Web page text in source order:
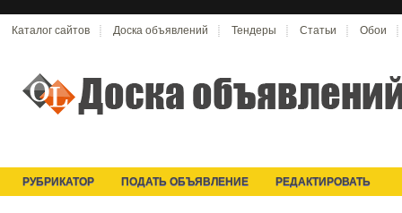
Каталог сайтов Доска объявлений Тендеры Статьи Обои
РУБРИКАТОР ПОДАТЬ ОБЪЯВЛЕНИЕ РЕДАКТИРОВАТЬ